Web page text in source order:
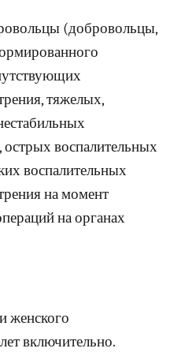
(добровольцы,
тяжелых,
острых воспалительных
воспалительных
на момент
на органах
женского
включительно.